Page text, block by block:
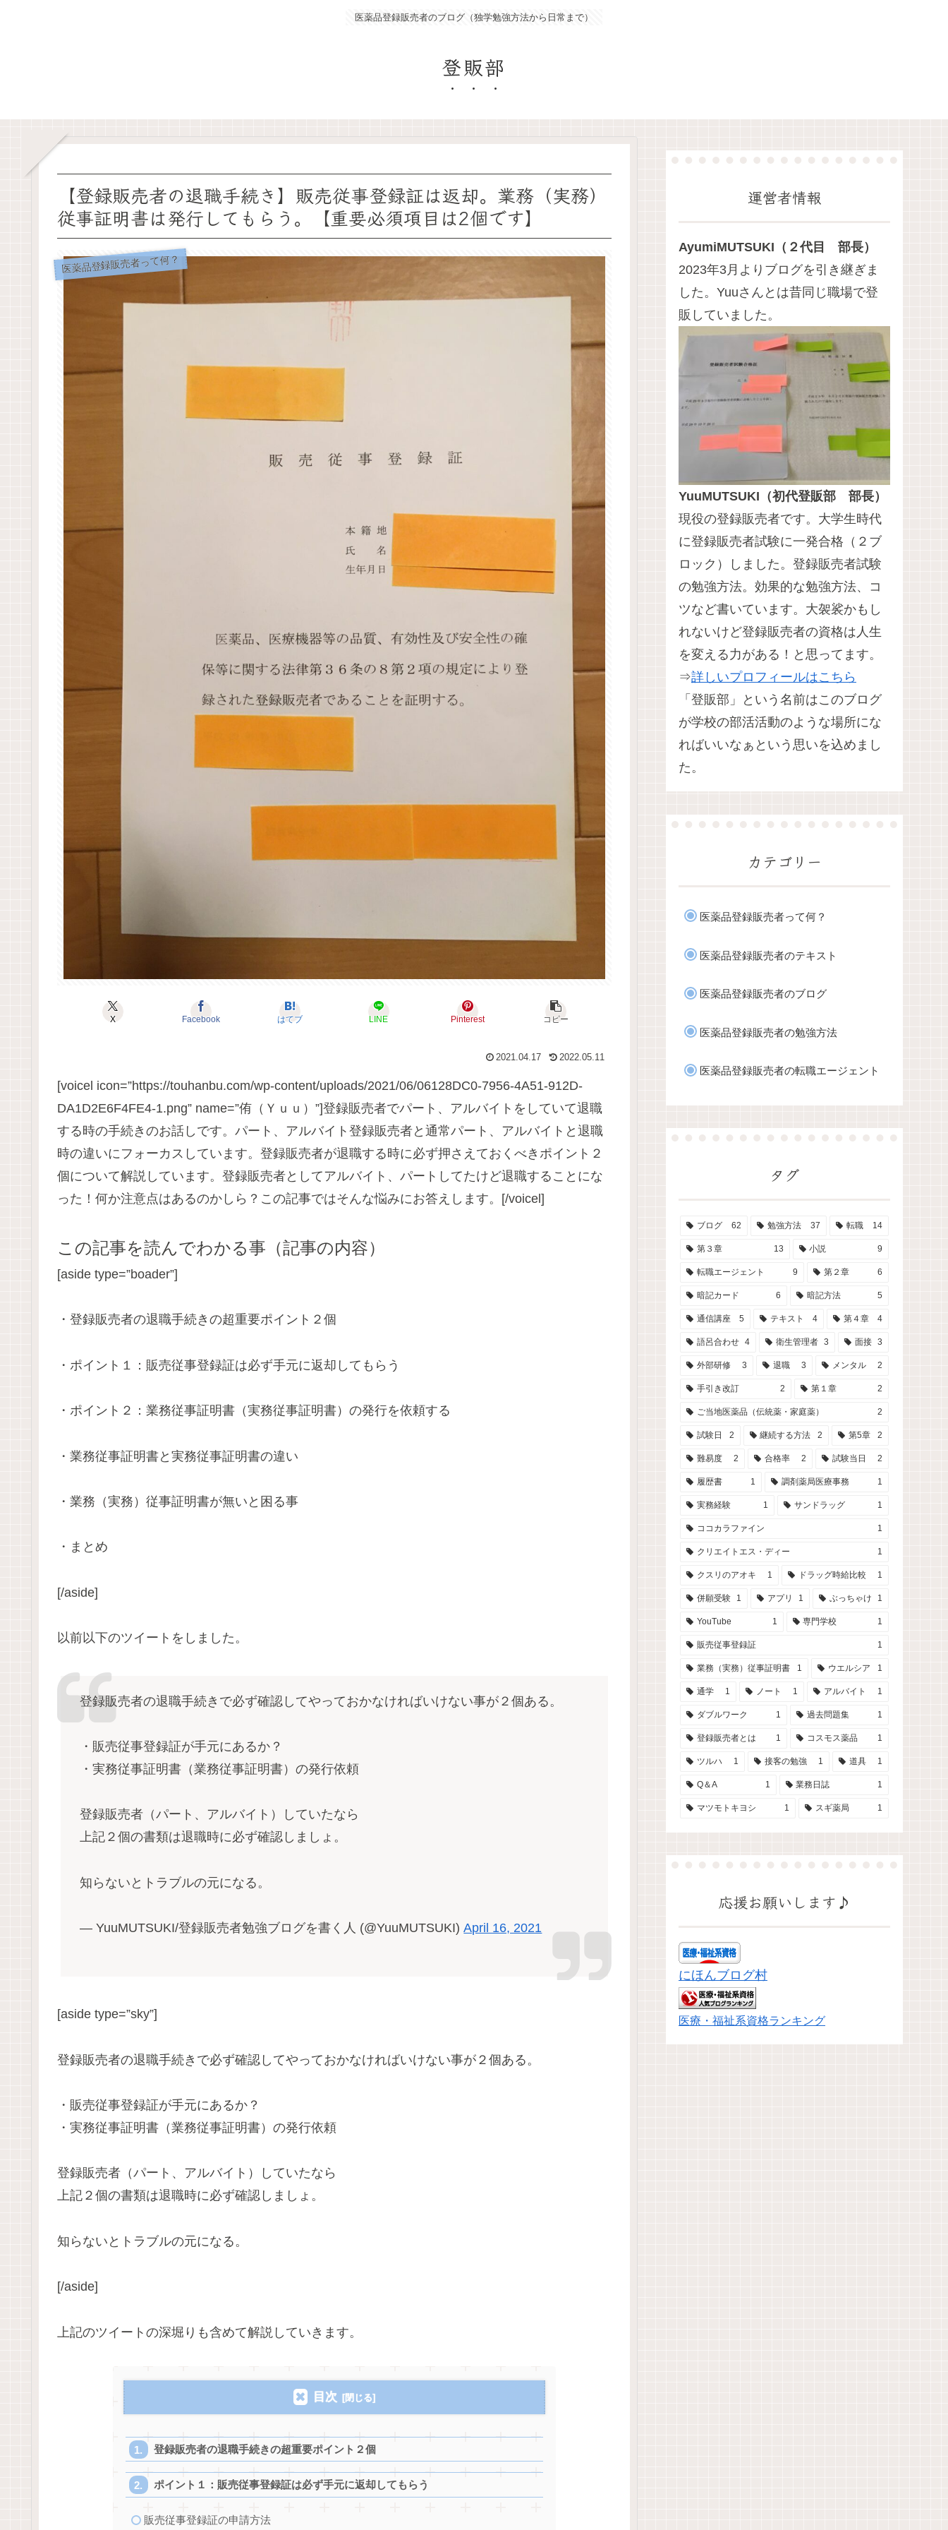
医薬品登録販売者のブログ（独学勉強方法から日常まで）
登販部
【登録販売者の退職手続き】販売従事登録証は返却。業務（実務）
従事証明書は発行してもらう。【重要必須項目は2個です】
医薬品登録販売者って何？
X Facebook はてブ LINE Pinterest コピー
2021.04.17 2022.05.11
[voicel icon=”https://touhanbu.com/wp-content/uploads/2021/06/06128DC0-7956-4A51-912D-
DA1D2E6F4FE4-1.png” name=”侑（Ｙｕｕ）”]登録販売者でパート、アルバイトをしていて退職
する時の手続きのお話しです。パート、アルバイト登録販売者と通常パート、アルバイトと退職
時の違いにフォーカスしています。登録販売者が退職する時に必ず押さえておくべきポイント２
個について解説しています。登録販売者としてアルバイト、パートしてたけど退職することにな
った！何か注意点はあるのかしら？この記事ではそんな悩みにお答えします。[/voicel]
この記事を読んでわかる事（記事の内容）
[aside type=”boader”]
・登録販売者の退職手続きの超重要ポイント２個
・ポイント１：販売従事登録証は必ず手元に返却してもらう
・ポイント２：業務従事証明書（実務従事証明書）の発行を依頼する
・業務従事証明書と実務従事証明書の違い
・業務（実務）従事証明書が無いと困る事
・まとめ
[/aside]
以前以下のツイートをしました。
登録販売者の退職手続きで必ず確認してやっておかなければいけない事が２個ある。
・販売従事登録証が手元にあるか？
・実務従事証明書（業務従事証明書）の発行依頼
登録販売者（パート、アルバイト）していたなら
上記２個の書類は退職時に必ず確認しましょ。
知らないとトラブルの元になる。
— YuuMUTSUKI/登録販売者勉強ブログを書く人 (@YuuMUTSUKI)April 16, 2021
[aside type=”sky”]
登録販売者の退職手続きで必ず確認してやっておかなければいけない事が２個ある。
・販売従事登録証が手元にあるか？
・実務従事証明書（業務従事証明書）の発行依頼
登録販売者（パート、アルバイト）していたなら
上記２個の書類は退職時に必ず確認しましょ。
知らないとトラブルの元になる。
[/aside]
上記のツイートの深堀りも含めて解説していきます。
目次
登録販売者の退職手続きの超重要ポイント２個
ポイント１：販売従事登録証は必ず手元に返却してもらう
販売従事登録証の申請方法
運営者情報
AyumiMUTSUKI（２代目 部長）
2023年3月よりブログを引き継ぎま
した。Yuuさんとは昔同じ職場で登
販していました。
YuuMUTSUKI（初代登販部 部長）
現役の登録販売者です。大学生時代
に登録販売者試験に一発合格（２ブ
ロック）しました。登録販売者試験
の勉強方法。効果的な勉強方法、コ
ツなど書いています。大袈裟かもし
れないけど登録販売者の資格は人生
を変える力がある！と思ってます。
⇒詳しいプロフィールはこちら
「登販部」という名前はこのブログ
が学校の部活活動のような場所にな
ればいいなぁという思いを込めまし
た。
カテゴリー
医薬品登録販売者って何？
医薬品登録販売者のテキスト
医薬品登録販売者のブログ
医薬品登録販売者の勉強方法
医薬品登録販売者の転職エージェント
タグ
ブログ 62 勉強方法 37 転職 14
第３章 13 小説 9
転職エージェント 9 第２章 6
暗記カード 6 暗記方法 5
通信講座 5 テキスト 4 第４章 4
語呂合わせ 4 衛生管理者 3 面接 3
外部研修 3 退職 3 メンタル 2
手引き改訂 2 第１章 2
ご当地医薬品（伝統薬・家庭薬） 2
試験日 2 継続する方法 2 第5章 2
難易度 2 合格率 2 試験当日 2
履歴書 1 調剤薬局医療事務 1
実務経験 1 サンドラッグ 1
ココカラファイン 1
クリエイトエス・ディー 1
クスリのアオキ 1 ドラッグ時給比較 1
併願受験 1 アプリ 1 ぶっちゃけ 1
YouTube 1 専門学校 1
販売従事登録証 1
業務（実務）従事証明書 1 ウエルシア 1
通学 1 ノート 1 アルバイト 1
ダブルワーク 1 過去問題集 1
登録販売者とは 1 コスモス薬品 1
ツルハ 1 接客の勉強 1 道具 1
Q＆A 1 業務日誌 1
マツモトキヨシ 1 スギ薬局 1
応援お願いします♪
にほんブログ村
医療・福祉系資格ランキング